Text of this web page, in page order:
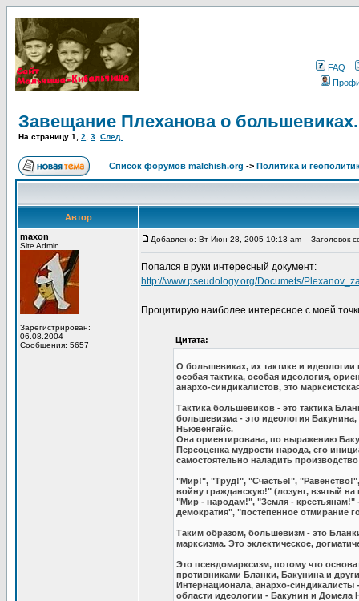
FAQ
Завещание Плеханова о большевиках.
На страницу 1 2 3 След.
Список форумов malchish.org -> Политика и
Автор
maxon
Site Admin
Зарегистрирован:
06.08.2004
Сообщения: 5657
Добавлено: Вт Июн 28, 2005 10:13 am Заголовок
Попался в руки интересный документ:
http://www.pseudology.org/Documets/
Процитирую наиболее интересное с моей
Цитата:
О большевиках, их тактике и
особая тактика, особая идеология,
анархо-синдикалистов, это
Тактика большевиков - это тактика
большевизма - это идеология
Ньювенгайс.
Она ориентирована, по выражению
Переоценка мудрости народа, его
самостоятельно наладить
"Мир!", "Труд!", "Счастье!",
войну гражданскую!" (лозунг, взятый
"Мир - народам!", "Земля - крестьянам!" -
демократия", "постепенное отмирание
Таким образом, большевизм - это
марксизма. Это эклектическое,
Это псевдомарксизм, потому что
противниками Бланки, Бакунина и
Интернационала, анархо-синдикалисты
области идеологии - Бакунин и Домела